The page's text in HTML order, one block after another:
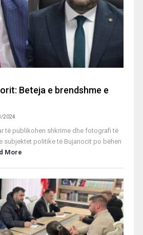
Beteja e brendshme e
2024
të publikohen shkrime dhe fotografi të
subjektet politike të Bujanocit po bëhen
More